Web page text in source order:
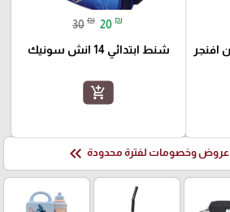
30 ₪ 20 ₪
شنط ابتدائي 14 انش سونيك
add_shopping_cart
عروض وخصومات لفترة محدودة keyboard_double_arrow_left